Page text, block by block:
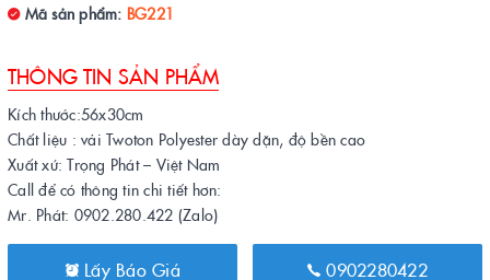
Mã sản phẩm: BG221
THÔNG TIN SẢN PHẨM
Kích thước:56x30cm
Chất liệu : vải Twoton Polyester dày dặn, độ bền cao
Xuất xứ: Trọng Phát – Việt Nam
Call để có thông tin chi tiết hơn:
Mr. Phát: 0902.280.422 (Zalo)
Lấy Báo Giá 0902280422